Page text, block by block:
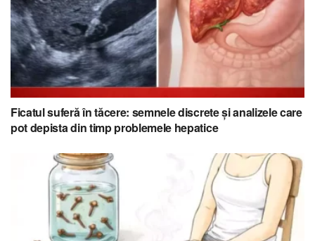
Ficatul suferă în tăcere: semnele discrete și analizele care
pot depista din timp problemele hepatice